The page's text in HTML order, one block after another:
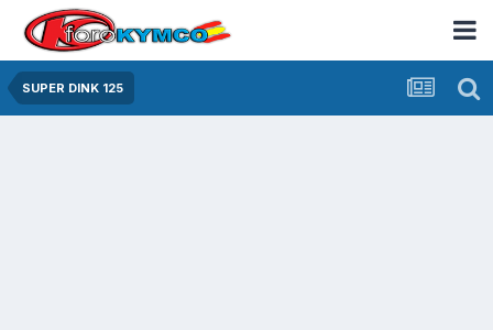
SUPER DINK 125